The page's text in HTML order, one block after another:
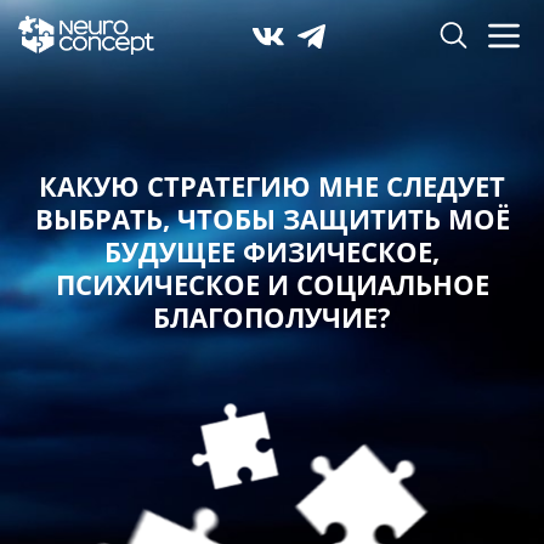
КАКУЮ СТРАТЕГИЮ МНЕ СЛЕДУЕТ
ВЫБРАТЬ,ЧТОБЫ ЗАЩИТИТЬ МОЁ
БУДУЩЕЕ ФИЗИЧЕСКОЕ,
ПСИХИЧЕСКОЕ И СОЦИАЛЬНОЕ
БЛАГОПОЛУЧИЕ?